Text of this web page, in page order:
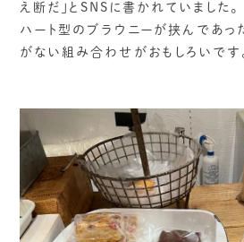
え断だ」とSNSに書かれていました。
ハート型のブラウニーが挟んであっ
がない組み合わせがおもしろいです